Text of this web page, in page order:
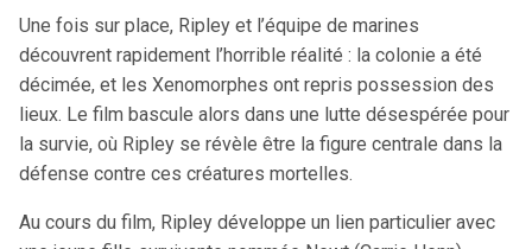
Une fois sur place, Ripley et l’équipe de marines
découvrent rapidement l’horrible réalité : la colonie a été
décimée, et les Xenomorphes ont repris possession des
lieux. Le film bascule alors dans une lutte désespérée pour
la survie, où Ripley se révèle être la figure centrale dans la
défense contre ces créatures mortelles.
Au cours du film, Ripley développe un lien particulier avec